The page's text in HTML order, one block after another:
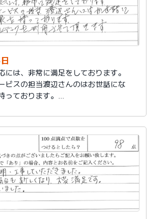
には、非常に満足をしております。
ビスの担当渡辺さんのはお世話にな
っております。